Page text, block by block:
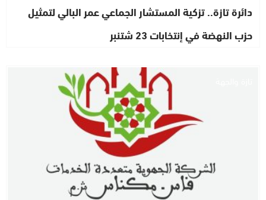
دائرة تازة.. تزكية المستشار الجماعي عمر البالي لتمثيل
حزب النهضة في إنتخابات 23 شتنبر